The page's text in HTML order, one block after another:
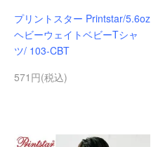
プリントスター Printstar/5.6oz
ヘビーウェイトベビーTシャ
ツ/ 103-CBT
571円(税込)